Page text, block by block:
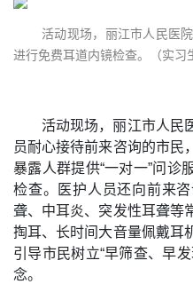
活动现场，丽江市人民医
进行免费耳道内镜检查。（实习
活动现场，丽江市人民
员耐心接待前来咨询的市民
暴露人群提供“一对一”问诊
检查。医护人员还向前来
聋、中耳炎、突发性耳聋等
掏耳、长时间大音量佩戴耳
引导市民树立“早筛查、早
念。